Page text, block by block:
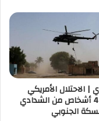
| الاحتلال الأمريكي
يختطف 4 أشخاص من الشدادي
الجنوبي